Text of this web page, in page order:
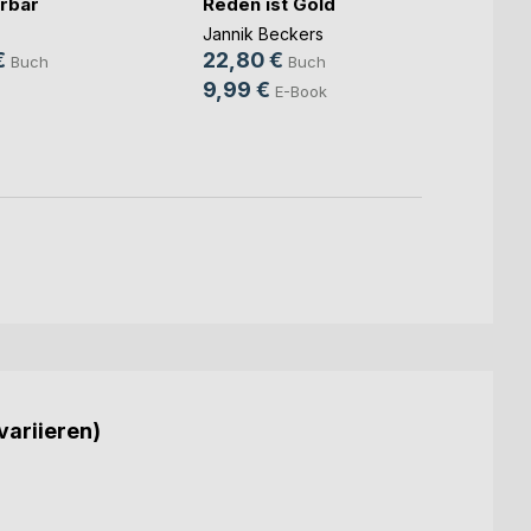
Buch
Reden ist Gold
Jannik Beckers
22,80 € Buch
9,99 € E-Book